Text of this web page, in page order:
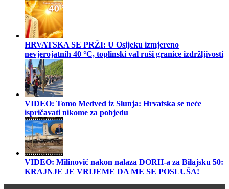
HRVATSKA SE PRŽI: U Osijeku izmjereno
nevjerojatnih 40 °C, toplinski val ruši granice izdržljivosti
VIDEO: Tomo Medved iz Slunja: Hrvatska se neće
ispričavati nikome za pobjedu
VIDEO: Milinović nakon nalaza DORH-a za Bilajsku 50:
KRAJNJE JE VRIJEME DA ME SE POSLUŠA!